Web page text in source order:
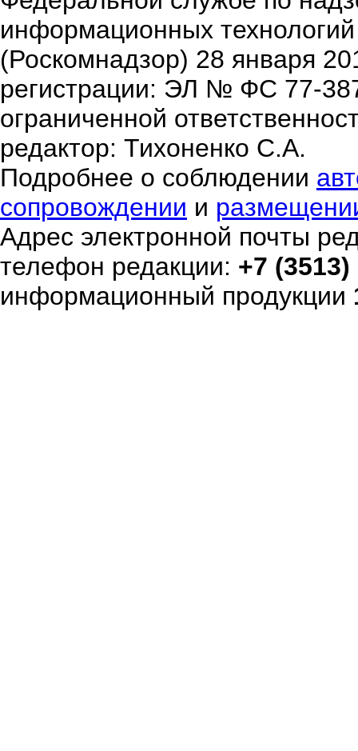
информационных
(Роскомнадзор) 28 января
регистрации: ЭЛ № ФС 77-
ограниченной
редактор: Тихоненко С.А.
Подробнее о соблюдении
сопровождении и
Адрес электронной почты
телефон редакции: +7
информационный продукции